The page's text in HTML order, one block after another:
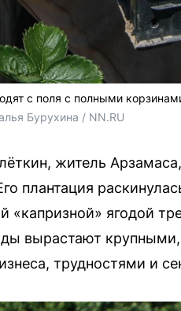
с поля с полными
Бурухина / NN.RU
житель
плантация
«капризной» ягодой
вырастают
трудностями и